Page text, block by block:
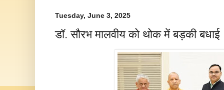
Tuesday, June 3, 2025
डॉ. सौरभ मालवीय को थोक में बड़की बधाई